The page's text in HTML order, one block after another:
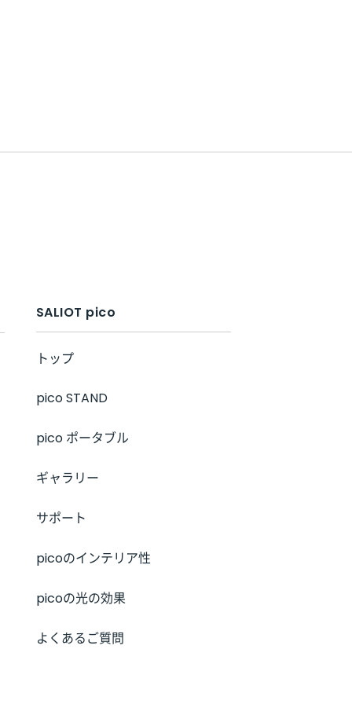
SALIOT pico
トップ
pico STAND
pico ポータブル
ギャラリー
サポート
picoのインテリア性
picoの光の効果
よくあるご質問